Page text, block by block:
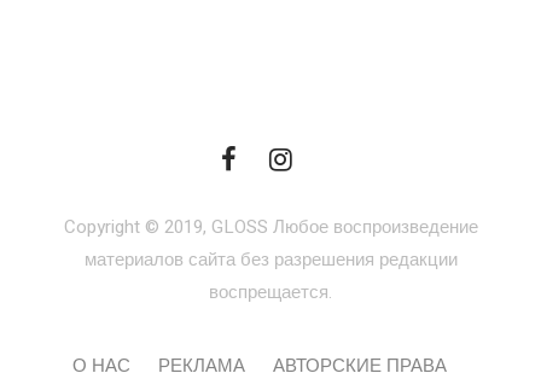
Copyright © 2019, GLOSS Любое воспроизведение
материалов сайта без разрешения редакции
воспрещается.
О НАС РЕКЛАМА АВТОРСКИЕ ПРАВА